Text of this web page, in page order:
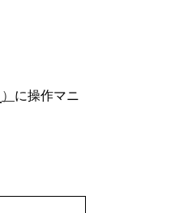
） に操作マニ